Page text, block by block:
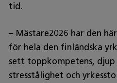
tid.
– Mästare2026 har den
för hela den finländska
sett toppkompetens,
stresstålighet och